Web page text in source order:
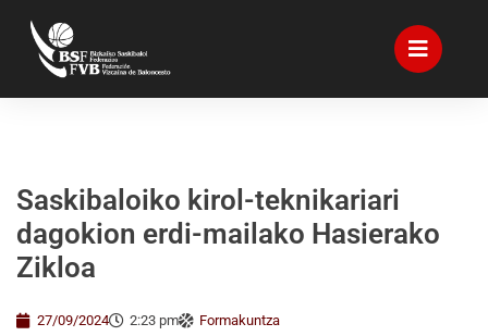
Saskibaloiko kirol-teknikariari
dagokion erdi-mailako Hasierako
Zikloa
27/09/2024 2:23 pm Formakuntza